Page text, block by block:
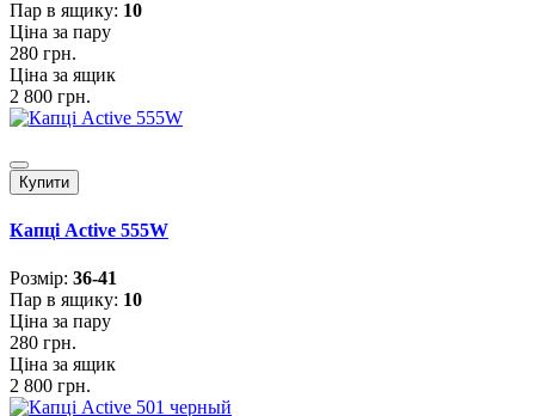
Пар в ящику: 10
Ціна за пару
280 грн.
Ціна за ящик
2 800 грн.
Купити
Капці Active 555W
Розмiр: 36-41
Пар в ящику: 10
Ціна за пару
280 грн.
Ціна за ящик
2 800 грн.